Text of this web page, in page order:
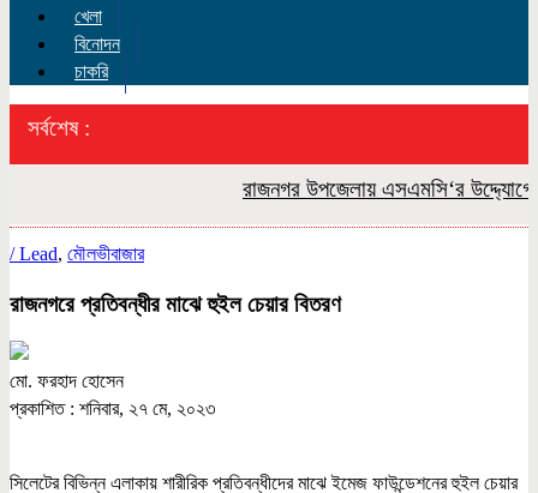
খেলা
বিনোদন
চাকরি
সর্বশেষ :
রাজনগর উপজেলায় এসএমসি‘র উদ্দ্যোগে
/Lead, মৌলভীবাজার
রাজনগরে প্রতিবন্ধীর মাঝে হুইল চেয়ার বিতরণ
মো. ফরহাদ হোসেন
প্রকাশিত : শনিবার, ২৭ মে, ২০২৩
সিলেটের বিভিন্ন এলাকায় শারীরিক প্রতিবন্ধীদের মাঝে ইমেজ ফাউন্ডেশনের হুইল চেয়ার